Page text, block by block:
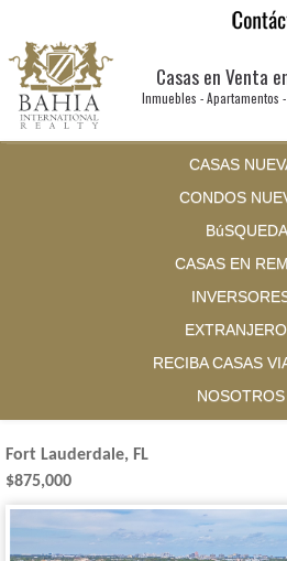
Casas en Venta
Inmuebles - Apartamentos
CASAS
CONDOS
BúSQUEDA
CASAS EN
RECIBA CASAS
NOSOTROS
Fort Lauderdale, FL
$875,000